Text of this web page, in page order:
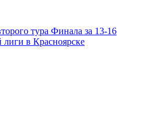
тура Финала за 13-16
в Красноярске